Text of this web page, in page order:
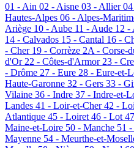
01 - Ain 02 - Aisne 03 - Allier
Hautes-Alpes 06 - Alpes-
Ariège 10 - Aube 11 - Aude 12 -
14 - Calvados 15 - Cantal 16 -
- Cher 19 - Corrèze 2A - Corse-
d'Or 22 - Côtes-d'Armor 23 -
- Drôme 27 - Eure 28 - Eure-et-
Haute-Garonne 32 - Gers 33 -
Vilaine 36 - Indre 37 - Indre-et-
Landes 41 - Loir-et-Cher42 -
Atlantique 45 - Loiret 46 - Lot
Maine-et-Loire 50 - Manche 51
Mayenne 54 - Meurthe-et-